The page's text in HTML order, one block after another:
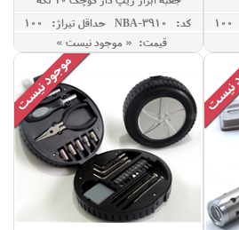
کد: NBA-3910
حداقل تيراژ: 100
قیمت: « موجود نیست »